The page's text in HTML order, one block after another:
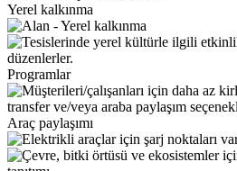
Yerel kalkınma
Programlar
Araç paylaşımı